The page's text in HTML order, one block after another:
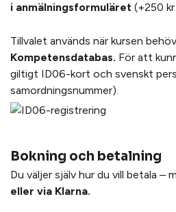
i anmälningsformuläret (+250
Tillvalet används när kursen
Kompetensdatabas. För att
giltigt ID06-kort och svenskt
samordningsnummer).
Bokning och betalning
Du väljer själv hur du vill betala –
eller via Klarna.